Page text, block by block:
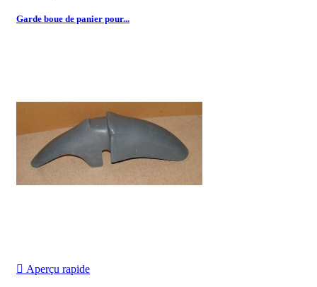
Garde boue de panier pour...
 Aperçu rapide